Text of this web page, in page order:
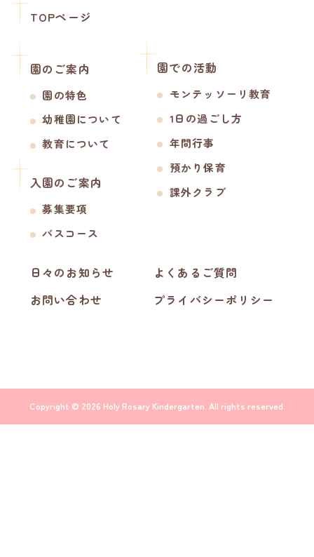
TOPページ
園のご案内
園の特色
幼稚園について
教育について
園での活動
モンテッソーリ教育
1日の過ごし方
年間行事
預かり保育
課外クラブ
入園のご案内
募集要項
バスコース
日々のお知らせ
よくあるご質問
お問い合わせ
プライバシーポリシー
Copyright © 2026 Holy Rosary Kindergarten. All rights reserved.